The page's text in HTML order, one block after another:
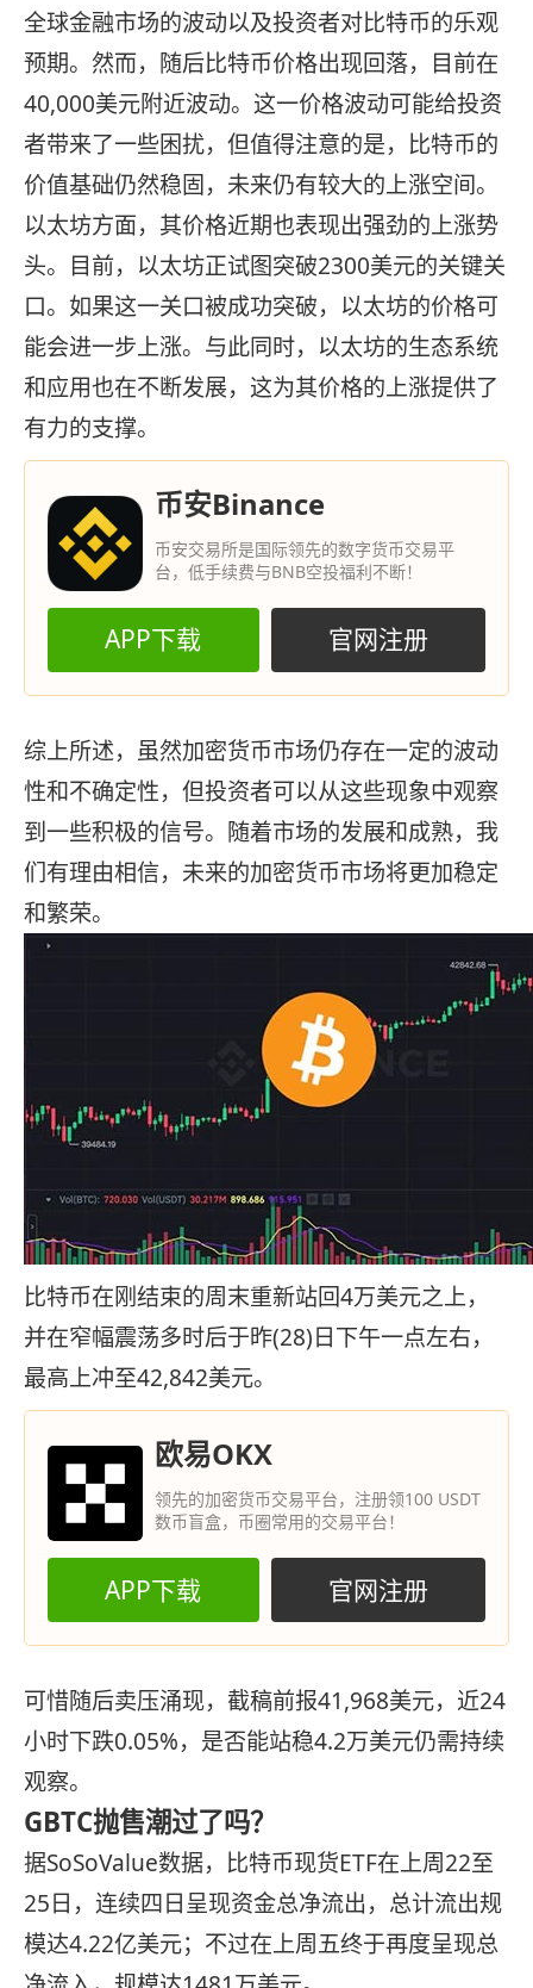
全球金融市场的波动以及投资者对比特币的乐观
预期。然而，随后比特币价格出现回落，目前在
40,000美元附近波动。这一价格波动可能给投资
者带来了一些困扰，但值得注意的是，比特币的
价值基础仍然稳固，未来仍有较大的上涨空间。
以太坊方面，其价格近期也表现出强劲的上涨势
头。目前，以太坊正试图突破2300美元的关键关
口。如果这一关口被成功突破，以太坊的价格可
能会进一步上涨。与此同时，以太坊的生态系统
和应用也在不断发展，这为其价格的上涨提供了
有力的支撑。
币安Binance
币安交易所是国际领先的数字货币交易平
台，低手续费与BNB空投福利不断！
APP下载 官网注册
综上所述，虽然加密货币市场仍存在一定的波动
性和不确定性，但投资者可以从这些现象中观察
到一些积极的信号。随着市场的发展和成熟，我
们有理由相信，未来的加密货币市场将更加稳定
和繁荣。
比特币在刚结束的周末重新站回4万美元之上，
并在窄幅震荡多时后于昨(28)日下午一点左右，
最高上冲至42,842美元。
欧易OKX
领先的加密货币交易平台，注册领100 USDT
数币盲盒，币圈常用的交易平台！
APP下载 官网注册
可惜随后卖压涌现，截稿前报41,968美元，近24
小时下跌0.05%，是否能站稳4.2万美元仍需持续
观察。
GBTC抛售潮过了吗？
据SoSoValue数据，比特币现货ETF在上周22至
25日，连续四日呈现资金总净流出，总计流出规
模达4.22亿美元；不过在上周五终于再度呈现总